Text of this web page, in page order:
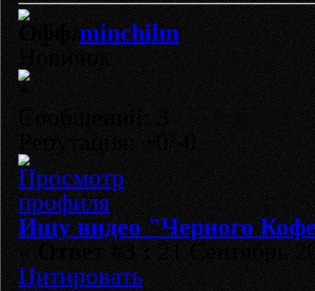
minchilm
Новичок
Сообщений: 3
Репутация: +0/-0
Ищу видео "Черного
«Ответ #3 :21 Сентябрь
Цитировать